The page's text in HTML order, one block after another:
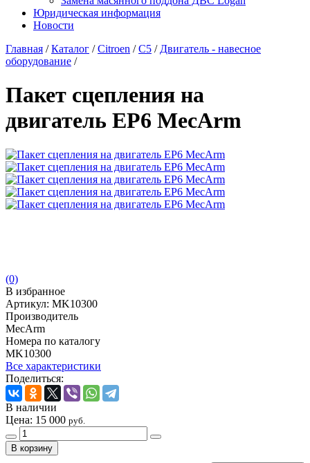
Юридическая информация
Новости
Главная / Каталог / Citroen / C5 / Двигатель - навесное
оборудование /
Пакет сцепления на
двигатель EP6 MecArm
(0)
В избранное
Артикул: MK10300
Производитель
MecArm
Номера по каталогу
MK10300
Все характеристики
Поделиться:
В наличии
Цена: 15 000 руб.